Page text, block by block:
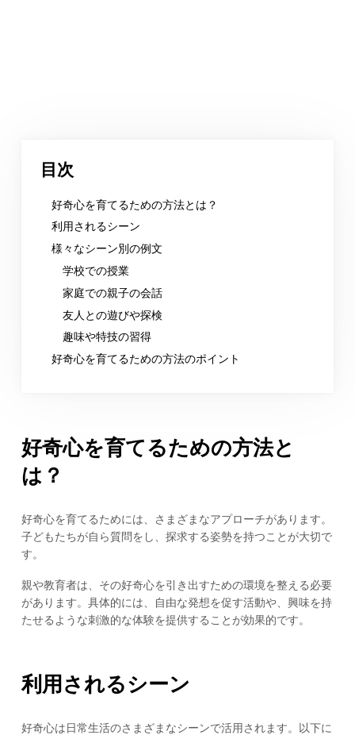
目次
好奇心を育てるための方法とは？
利用されるシーン
様々なシーン別の例文
学校での授業
家庭での親子の会話
友人との遊びや探検
趣味や特技の習得
好奇心を育てるための方法のポイント
好奇心を育てるための方法と
は？
好奇心を育てるためには、さまざまなアプローチがあります。
子どもたちが自ら質問をし、探求する姿勢を持つことが大切で
す。
親や教育者は、その好奇心を引き出すための環境を整える必要
があります。具体的には、自由な発想を促す活動や、興味を持
たせるような刺激的な体験を提供することが効果的です。
利用されるシーン
好奇心は日常生活のさまざまなシーンで活用されます。以下に